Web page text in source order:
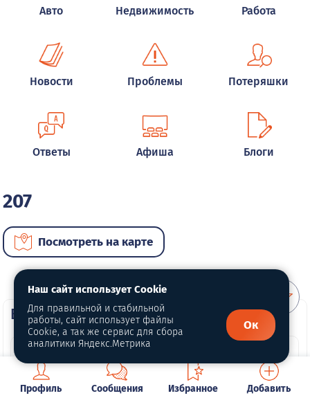
Авто Недвижимость Работа
Новости Проблемы Потеряшки
Ответы Афиша Блоги
207
Посмотреть на карте
ВИП автомобили
Профиль Сообщения Избранное Добавить
Наш сайт использует Cookie
Для правильной и стабильной
работы, сайт использует файлы
Cookie, а так же сервис для сбора
аналитики Яндекс.Метрика
Ок